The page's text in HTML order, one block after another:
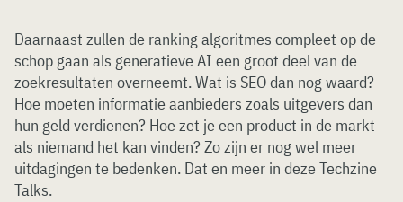
Daarnaast zullen de ranking algoritmes compleet op de
schop gaan als generatieve AI een groot deel van de
zoekresultaten overneemt. Wat is SEO dan nog waard?
Hoe moeten informatie aanbieders zoals uitgevers dan
hun geld verdienen? Hoe zet je een product in de markt
als niemand het kan vinden? Zo zijn er nog wel meer
uitdagingen te bedenken. Dat en meer in deze Techzine
Talks.